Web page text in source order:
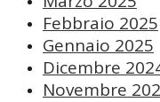
Febbraio 2025
Gennaio 2025
Dicembre
Novembre